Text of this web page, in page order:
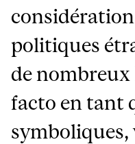
politiques
de
facto en tant